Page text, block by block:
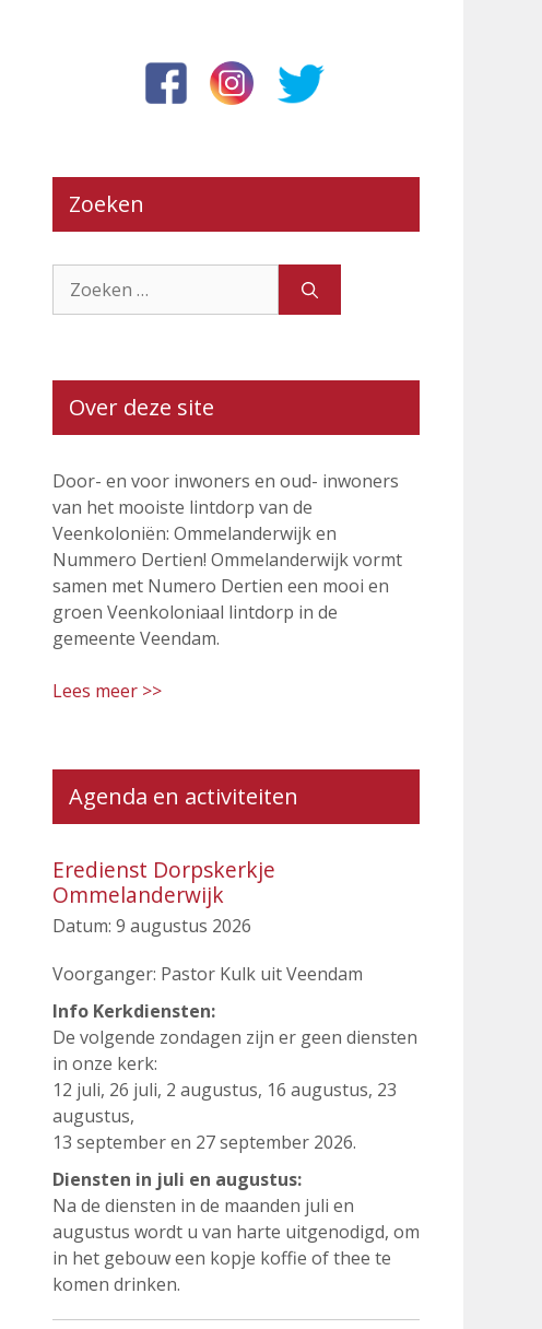
Zoeken
naar:
Over deze site
Door- en voor inwoners en oud- inwoners
van het mooiste lintdorp van de
Veenkoloniën: Ommelanderwijk en
Nummero Dertien! Ommelanderwijk vormt
samen met Numero Dertien een mooi en
groen Veenkoloniaal lintdorp in de
gemeente Veendam.
Lees meer >>
Agenda en activiteiten
Eredienst Dorpskerkje
Ommelanderwijk
Datum: 9 augustus 2026
Voorganger: Pastor Kulk uit Veendam
Info Kerkdiensten:
De volgende zondagen zijn er geen diensten
in onze kerk:
12 juli, 26 juli, 2 augustus, 16 augustus, 23
augustus,
13 september en 27 september 2026.
Diensten in juli en augustus:
Na de diensten in de maanden juli en
augustus wordt u van harte uitgenodigd, om
in het gebouw een kopje koffie of thee te
komen drinken.